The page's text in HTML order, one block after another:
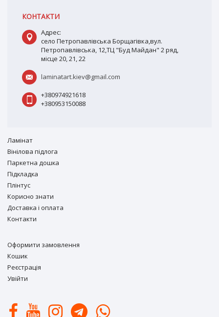
КОНТАКТИ
Адрес:
село Петропавлівська Борщагівка,вул.
Петропавлівська, 12,ТЦ "Буд Майдан" 2 ряд,
місце 20, 21, 22
laminatart.kiev@gmail.com
+380974921618
+380953150088
Ламiнат
Вiнiлова підлога
Паркетна дошка
Підкладка
Плінтус
Корисно знати
Доставка і оплата
Контакти
Оформити замовлення
Кошик
Реєстрація
Увійти